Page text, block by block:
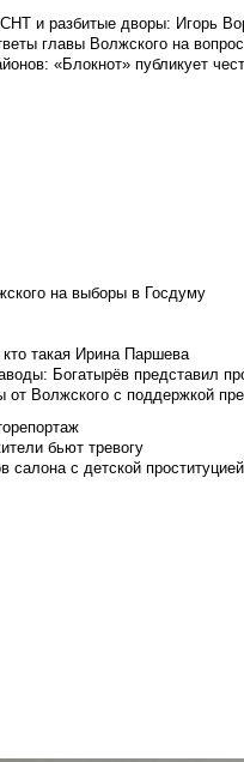
и разбитые дворы: Игорь
главы Волжского на
«Блокнот» публикует
на выборы в Госдуму
такая Ирина Паршева
Богатырёв представил
Волжского с поддержкой
бьют тревогу
салона с детской проституцией